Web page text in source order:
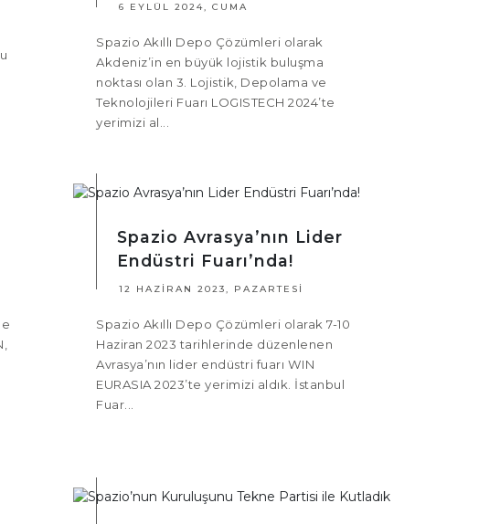
6 EYLÜL 2024, CUMA
Spazio Akıllı Depo Çözümleri olarak
Akdeniz’in en büyük lojistik buluşma
noktası olan 3. Lojistik, Depolama ve
Teknolojileri Fuarı LOGISTECH 2024’te
yerimizi al...
Spazio Avrasya’nın Lider
Endüstri Fuarı’nda!
12 HAZIRAN 2023, PAZARTESI
Spazio Akıllı Depo Çözümleri olarak 7-10
Haziran 2023 tarihlerinde düzenlenen
Avrasya’nın lider endüstri fuarı WIN
EURASIA 2023’te yerimizi aldık. İstanbul
Fuar...